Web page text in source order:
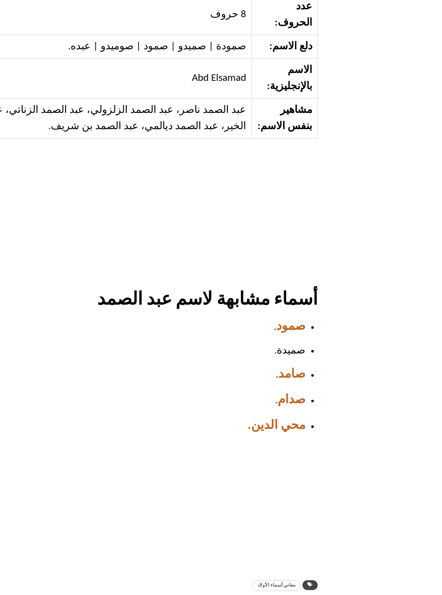
عدد
الحروف:
8 حروف
دلع الاسم: صمودة | صميدو | صمود | صوميدو | عبده.
الاسم
بالإنجليزية:
Abd Elsamad
مشاهير
بنفس الاسم:
عبد الصمد ناصر، عبد الصمد الزلزولي، عبد الصمد الزناتي،
الخير، عبد الصمد ديالمي، عبد الصمد بن شريف.
أسماء مشابهة لاسم عبد الصمد
صمود.
صميدة.
صامد.
صدام.
محي الدين.
معاني أسماء الأولاد